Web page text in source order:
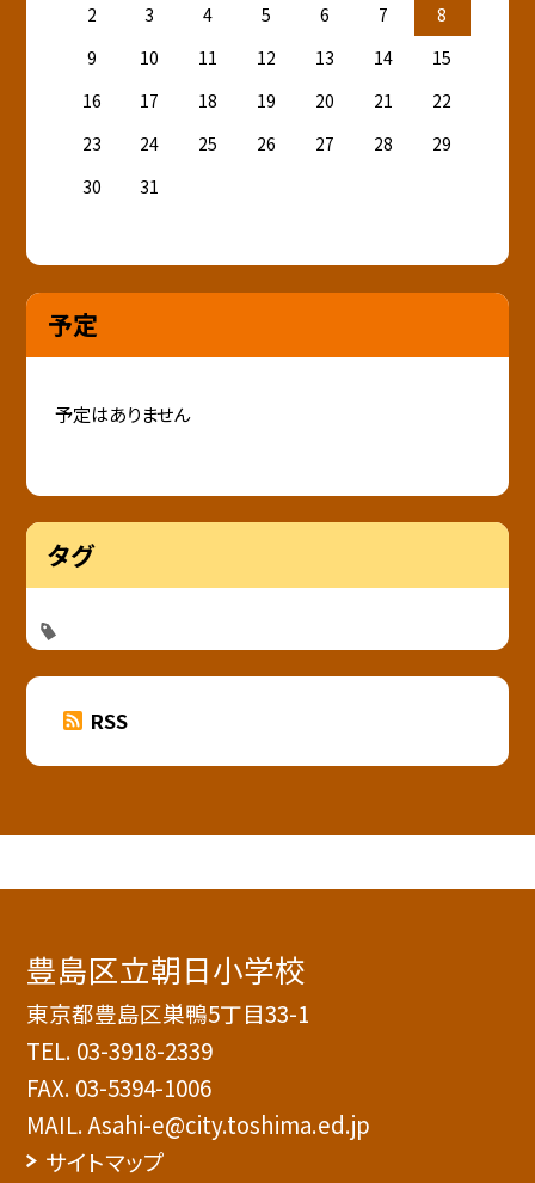
2
3 4 5 6 7
8
9
10 11 12 13 14
15
16
17 18 19 20 21
22
23
24 25 26 27 28
29
30
31
予定
予定はありません
タグ
RSS
豊島区立朝日小学校
東京都豊島区巣鴨5丁目33-1
TEL. 03-3918-2339
FAX. 03-5394-1006
MAIL. Asahi-e@city.toshima.ed.jp
サイトマップ